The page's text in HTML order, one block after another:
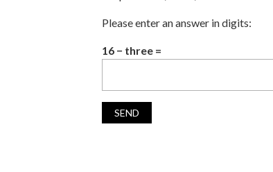
Please enter an answer in digits:
16 − three =